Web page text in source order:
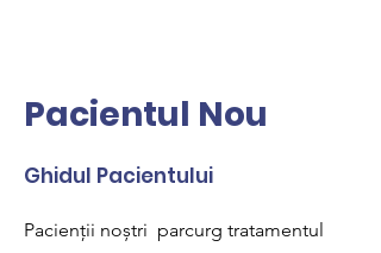
Pacientul Nou
Ghidul Pacientului
Pacienții noștri parcurg tratamentul